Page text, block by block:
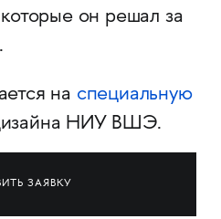
он решал за
на специальную
НИУ ВШЭ.
ЗАЯВКУ